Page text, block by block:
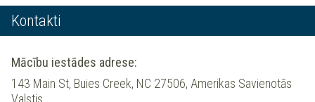
Kontakti
Mācību iestādes adrese:
143 Main St, Buies Creek, NC 27506, Amerikas Savienotās
Valstis